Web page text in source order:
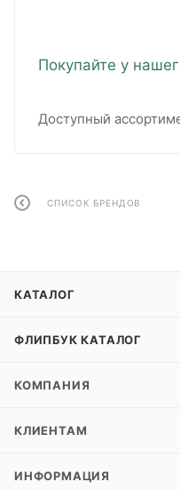
Покупайте у
Доступный
СПИСОК БРЕНДОВ
КАТАЛОГ
ФЛИПБУК КАТАЛОГ
КОМПАНИЯ
КЛИЕНТАМ
ИНФОРМАЦИЯ